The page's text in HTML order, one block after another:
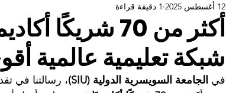
أكثر من 70
شبكة تعليمية عالمية
12 أغسطس 2025 1 دقيقة قراءة
في الجامعة السويسرية الدولية (SIU)
، رسالتنا في